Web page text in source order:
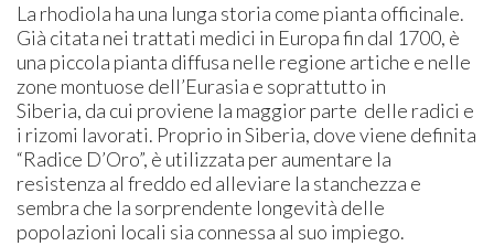
La rhodiola ha una lunga storia come pianta officinale.
Già citata nei trattati medici in Europa fin dal 1700, è
una piccola pianta diffusa nelle regione artiche e nelle
zone montuose dell’Eurasia e soprattutto in
Siberia, da cui proviene la maggior parte delle radici e
i rizomi lavorati. Proprio in Siberia, dove viene definita
“Radice D’Oro”, è utilizzata per aumentare la
resistenza al freddo ed alleviare la stanchezza e
sembra che la sorprendente longevità delle
popolazioni locali sia connessa al suo impiego.